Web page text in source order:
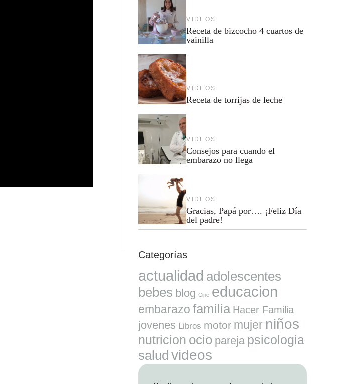
VIDEOS
Receta de bizcocho 4 cuartos de
vainilla
VIDEOS
Receta de torrijas de leche
VIDEOS
Consejos para cuando el
embarazo no llega
VIDEOS
Gracias, Papá por…. ¡Feliz Día
del padre!
Categorías
actualidad adolescentes
bebes blog Cine educacion
embarazo familia Hacer Familia
jovenes Libros motor mujer niños
nutricion ocio pareja psicologia
salud videos